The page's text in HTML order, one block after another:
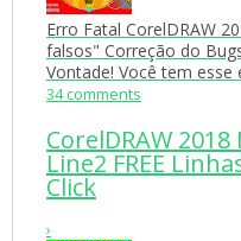
Erro Fatal CorelDRAW
falsos" Correção do
Vontade! Você tem esse
34 comments
CorelDRAW
Line2 FREE
Click
›